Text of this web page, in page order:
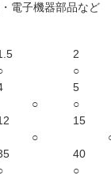
電子機器部品など
2
○
5
○
○
15
○
40
○